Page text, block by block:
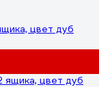
цвет дуб